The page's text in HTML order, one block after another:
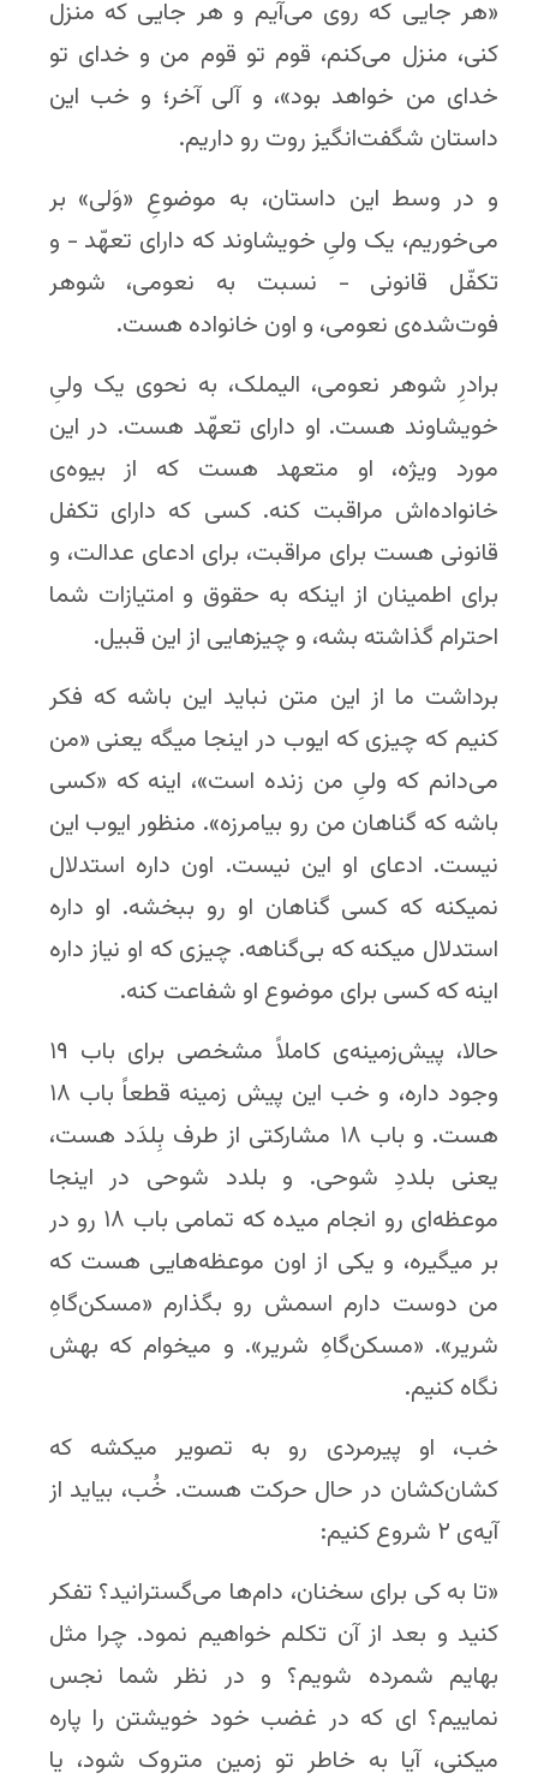
«هر جایی که روی می‌آیم و هر جایی که منزل
کنی، منزل می‌کنم، قوم تو قوم من و خدای تو
خدای من خواهد بود»، و آلی آخر؛ و خب این
داستان شگفت‌انگیز روت رو داریم.
و در وسط این داستان، به موضوعِ «وَلی» بر
می‌خوریم، یک ولیِ خویشاوند که دارای تعهّد - و
تکفّل قانونی - نسبت به نعومی، شوهر
فوت‌شده‌ی نعومی، و اون خانواده هست.
برادرِ شوهر نعومی، الیملک، به نحوی یک ولیِ
خویشاوند هست. او دارای تعهّد هست. در این
مورد ویژه، او متعهد هست که از بیوه‌ی
خانواده‌اش مراقبت کنه. کسی که دارای تکفل
قانونی هست برای مراقبت، برای ادعای عدالت، و
برای اطمینان از اینکه به حقوق و امتیازات شما
احترام گذاشته بشه، و چیزهایی از این قبیل.
برداشت ما از این متن نباید این باشه که فکر
کنیم که چیزی که ایوب در اینجا میگه یعنی «من
می‌دانم که ولیِ من زنده است»، اینه که «کسی
باشه که گناهان من رو بیامرزه». منظور ایوب این
نیست. ادعای او این نیست. اون داره استدلال
نمیکنه که کسی گناهان او رو ببخشه. او داره
استدلال میکنه که بی‌گناهه. چیزی که او نیاز داره
اینه که کسی برای موضوع او شفاعت کنه.
حالا، پیش‌زمینه‌ی کاملاً مشخصی برای باب ۱۹
وجود داره، و خب این پیش زمینه قطعاً باب ۱۸
هست. و باب ۱۸ مشارکتی از طرف بِلدَد هست،
یعنی بلددِ شوحی. و بلدد شوحی در اینجا
موعظه‌ای رو انجام میده که تمامی باب ۱۸ رو در
بر میگیره، و یکی از اون موعظه‌هایی هست که
من دوست دارم اسمش رو بگذارم «مسکن‌گاهِ
شریر». «مسکن‌گاهِ شریر». و میخوام که بهش
نگاه کنیم.
خب، او پیرمردی رو به تصویر میکشه که
کشان‌کشان در حال حرکت هست. خُب، بیاید از
آیه‌ی ۲ شروع کنیم:
«تا به کی برای سخنان، دام‌ها می‌گسترانید؟ تفکر
کنید و بعد از آن تکلم خواهیم نمود. چرا مثل
بهایم شمرده شویم؟ و در نظر شما نجس
نماییم؟ ای که در غضب خود خویشتن را پاره
میکنی، آیا به خاطر تو زمین متروک شود، یا